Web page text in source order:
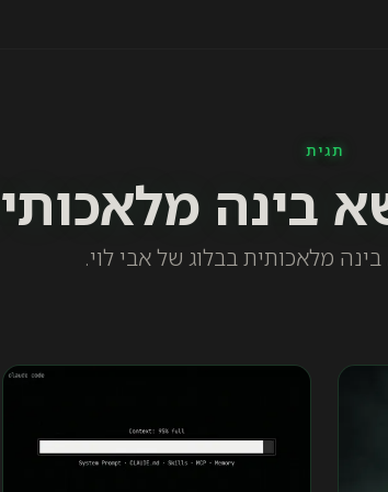
תגית
בינה
מלאכותית בבלוג של אבי לוי.